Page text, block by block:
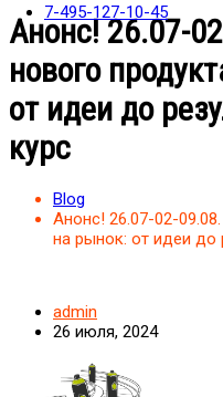
7-495-127-10-45
Анонс! 26.07-
нового
от идеи до
курс
Blog
Анонс! 26.07-02-
на рынок: от идеи до
admin
26 июля, 2024